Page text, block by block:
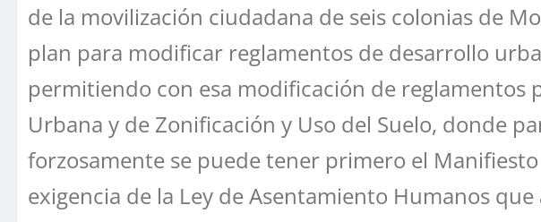
de la movilización ciudadana de seis colonias de
plan para modificar reglamentos de desarrollo
permitiendo con esa modificación de reglamentos
Urbana y de Zonificación y Uso del Suelo, donde
forzosamente se puede tener primero el
exigencia de la Ley de Asentamiento Humanos